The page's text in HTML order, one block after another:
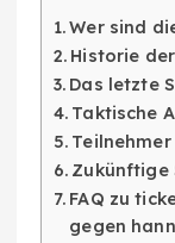
Wer sind
Historie
Das letzte
Taktische
Zukünftige
FAQ zu
gegen